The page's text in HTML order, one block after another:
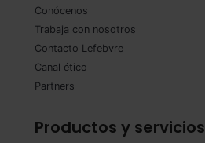
Conócenos
Trabaja con nosotros
Contacto Lefebvre
Canal ético
Partners
Productos y servicios